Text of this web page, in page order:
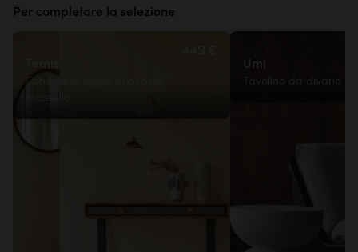
Per completare la selezione
Consolle in legno di acacia
Umi
Tavolino da divano in